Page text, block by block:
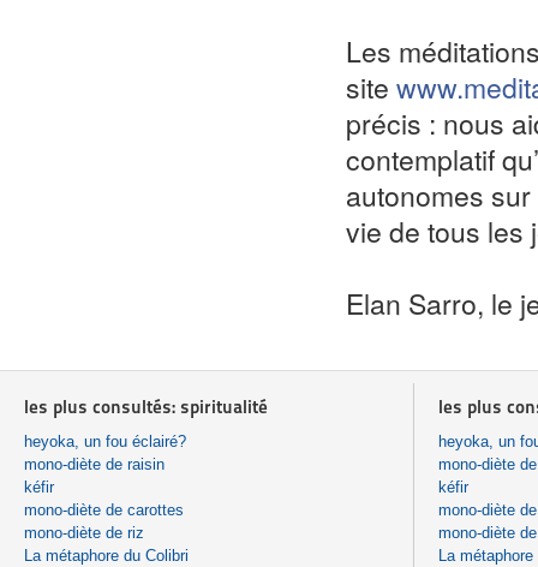
Les
site
précis : nous
contemplatif
autonomes
vie de tous les
Elan Sarro, le
les plus consultés: spiritualité
heyoka, un fou éclairé?
mono-diète de raisin
kéfir
mono-diète de carottes
mono-diète de riz
La métaphore du Colibri
les plus
heyoka, un
mono-diète
kéfir
mono-diète
mono-diète
La